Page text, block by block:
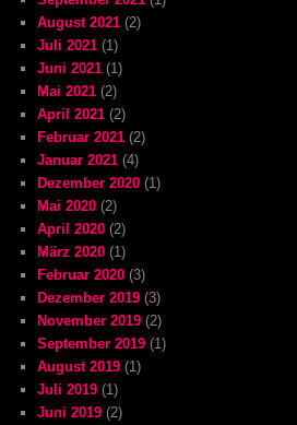
August 2021 (2)
Juli 2021 (1)
Juni 2021 (1)
Mai 2021 (2)
April 2021 (2)
Februar 2021 (2)
Januar 2021 (4)
Dezember 2020 (1)
Mai 2020 (2)
April 2020 (2)
März 2020 (1)
Februar 2020 (3)
Dezember 2019 (3)
November 2019 (2)
September 2019 (1)
August 2019 (1)
Juli 2019 (1)
Juni 2019 (2)